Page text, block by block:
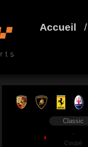
Accueil /
Classic
-
Coupé